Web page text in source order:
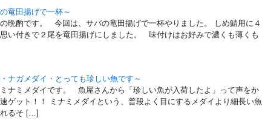
竜田揚げで一杯～
晩酌です。 今回は、サバの竜田揚げで一杯やりました。 しめ鯖用に４
い付きで２尾を竜田揚げにしました。 味付けはお好みで濃くも薄くも
ナガメダイ・とっても珍しい魚です～
ミメダイです。 魚屋さんから「珍しい魚が入荷したよ」って声をか
ゲット！！ ミナミメダイという、普段よく目にするメダイより細長い魚
れるそ […]